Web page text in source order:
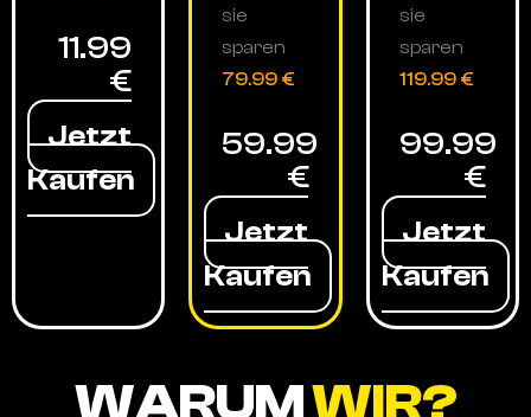
11.99
€
Jetzt
Kaufen
sie
sparen
79.99 €
59.99
€
Jetzt
Kaufen
sie
sparen
119.99 €
99.99
€
Jetzt
Kaufen
WARUMWIR?